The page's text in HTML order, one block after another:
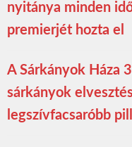
nyitánya minden
premierjét hozta el
A Sárkányok Háza
sárkányok
legszívfacsaróbb